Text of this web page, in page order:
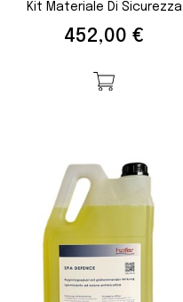
Kit Materiale Di Sicurezza
Prezzo
452,00 €